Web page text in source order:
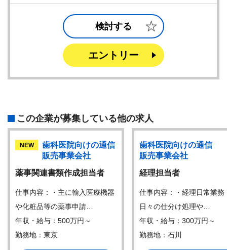
検討する
エントリー
この企業が募集している他の求人
NEW
歯科医院向けの通信
販売事業会社
薬事関連書類作成担当者
仕事内容：・主に輸入医療機器
や化粧品等の薬事申請…
年収・給与：500万円～
勤務地：東京
歯科医院向けの通信
販売事業会社
経理担当者
仕事内容：・経理日常
日々の仕分け処理や…
年収・給与：300万円～
勤務地：石川